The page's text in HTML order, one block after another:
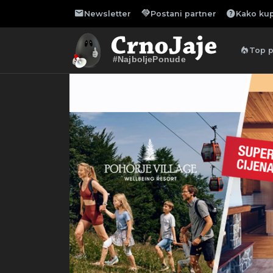
mailNewsletter handshakePostani partner helpKako
#NajboljePonude
local_fire_department Top